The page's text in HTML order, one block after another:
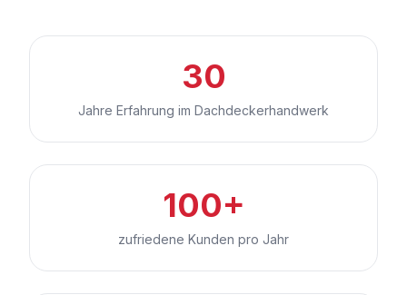
30
Jahre Erfahrung im Dachdeckerhandwerk
100+
zufriedene Kunden pro Jahr